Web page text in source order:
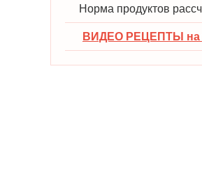
Норма продуктов
ВИДЕО РЕЦЕПТЫ на